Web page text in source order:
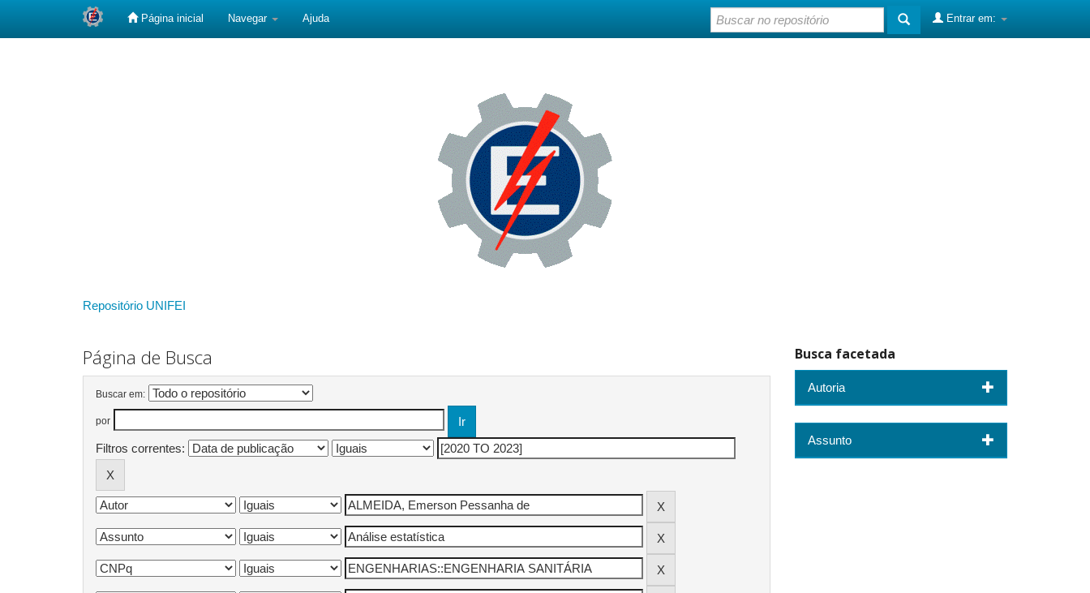
Página inicial Navegar Ajuda Entrar em:
Repositório UNIFEI
Página de Busca
Buscar em:
por
Filtros correntes:
Busca facetada
Autoria
Assunto